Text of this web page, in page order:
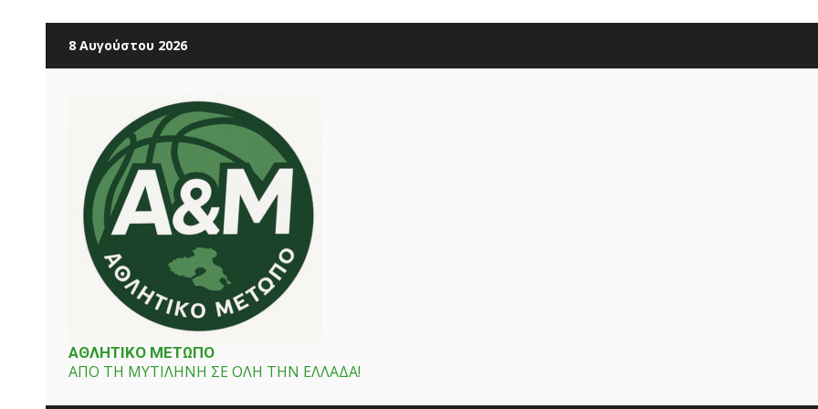
8 Αυγούστου 2026
ΑΘΛΗΤΙΚΟ ΜΕΤΩΠΟ
ΑΠΟ ΤΗ ΜΥΤΙΛΗΝΗ ΣΕ ΟΛΗ ΤΗΝ ΕΛΛΑΔΑ!